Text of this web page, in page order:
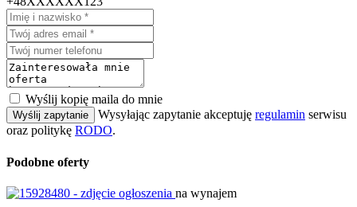
Wyślij kopię maila do mnie
Wyślij zapytanie Wysyłając zapytanie akceptuję regulamin serwisu
oraz politykę RODO.
Podobne oferty
na wynajem